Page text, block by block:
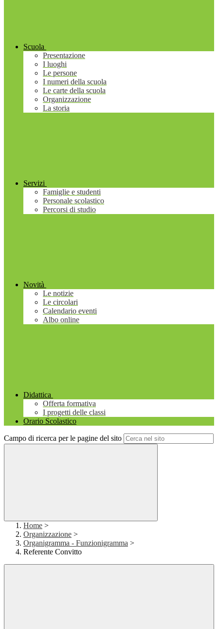
Scuola
Presentazione
I luoghi
Le persone
I numeri della scuola
Le carte della scuola
Organizzazione
La storia
Servizi
Famiglie e studenti
Personale scolastico
Percorsi di studio
Novità
Le notizie
Le circolari
Calendario eventi
Albo online
Didattica
Offerta formativa
I progetti delle classi
Orario Scolastico
Campo di ricerca per le pagine del sito
Home >
Organizzazione >
Organigramma - Funzionigramma >
Referente Convitto